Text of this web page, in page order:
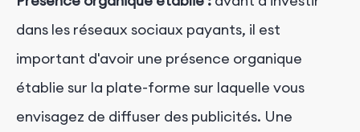
dans les réseaux sociaux payants, il est
important d'avoir une présence organique
établie sur la plate-forme sur laquelle vous
envisagez de diffuser des publicités. Une